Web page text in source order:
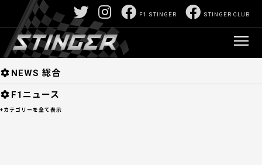
STINGER CLUB
F1 STINGER
F1/モータースポーツ深堀サイト:山口正己責任編
集 F1 STINGER 【スティンガー】>F1GPデー
タ> 第20戦
NEWS
NEWS 総合
F1ニュース
+カテゴリーを全て表示